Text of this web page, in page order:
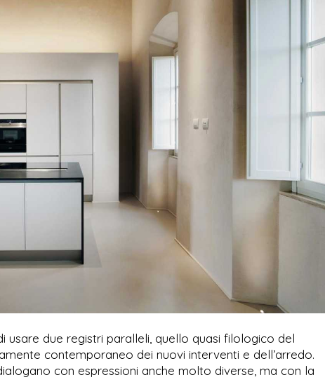
due registri paralleli, quello quasi filologico del
contemporaneo dei nuovi interventi e dell’arredo.
con espressioni anche molto diverse, ma con la